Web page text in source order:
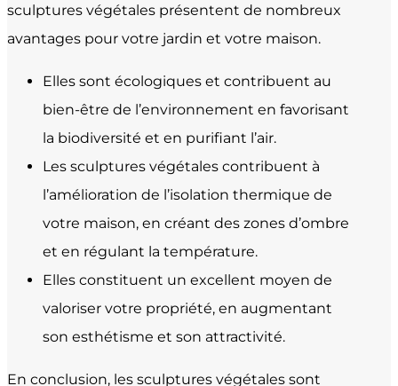
sculptures végétales présentent de nombreux
avantages pour votre jardin et votre maison.
Elles sont écologiques et contribuent au
bien-être de l’environnement en favorisant
la biodiversité et en purifiant l’air.
Les sculptures végétales contribuent à
l’amélioration de l’isolation thermique de
votre maison, en créant des zones d’ombre
et en régulant la température.
Elles constituent un excellent moyen de
valoriser votre propriété, en augmentant
son esthétisme et son attractivité.
En conclusion, les sculptures végétales sont